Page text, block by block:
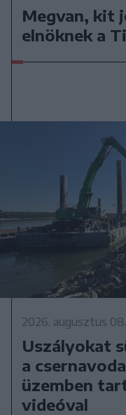
Megvan, kit
elnöknek a
2026. augusztus
Uszályokat
a
üzemben
videóval